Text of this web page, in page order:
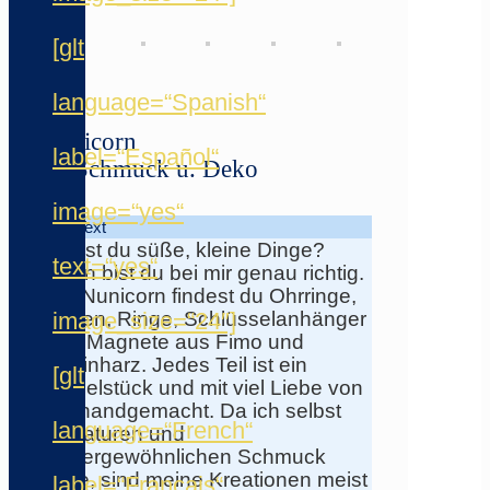
[glt
language=“Spanish“
label=“Español“
image=“yes“
text=“yes“
image_size=“24″]
[glt
language=“French“
nunicorn
★ Schmuck u. Deko
Info-Text
Liebst du süße, kleine Dinge?
Dann bist du bei mir genau richtig.
Bei Nunicorn findest du Ohrringe,
Ketten, Ringe, Schlüsselanhänger
und Magnete aus Fimo und
Resinharz. Jedes Teil ist ein
Einzelstück und mit viel Liebe von
mir handgemacht. Da ich selbst
Miniaturen und
außergewöhnlichen Schmuck
liebe, sind meine Kreationen meist